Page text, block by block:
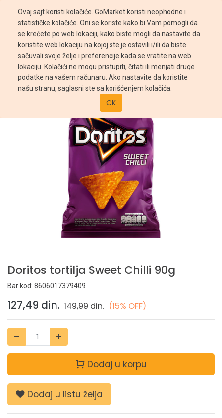
Ovaj sajt koristi kolačiće. GoMarket koristi neophodne i
statističke kolačiće. Oni se koriste kako bi Vam pomogli da
se krećete po web lokaciji, kako biste mogli da nastavite da
koristite web lokaciju na kojoj ste je ostavili i/ili da biste
sačuvali svoje želje i preferencije kada se vratite na web
lokaciju. Kolačići ne mogu pristupiti, čitati ili menjati druge
podatke na vašem računaru. Ako nastavite da koristite
našu stranu, saglasni ste sa korišćenjem kolačića.
OK
Prodavnica Doritos tortilja Sweet Chilli 90g
Doritos tortilja Sweet Chilli 90g
Bar kod: 8606017379409
127,49 din. 149,99din. (15% OFF)
Dodaj u korpu
Dodaj u listu želja